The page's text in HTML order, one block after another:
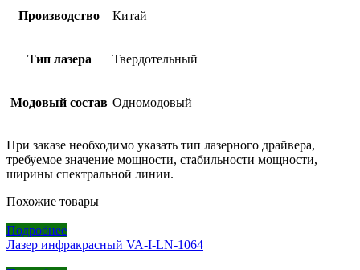
Производство Китай
Тип лазера Твердотельный
Модовый состав Одномодовый
При заказе необходимо указать тип лазерного драйвера,
требуемое значение мощности, стабильности мощности,
ширины спектральной линии.
Похожие товары
Подробнее
Лазер инфракрасный VA-I-LN-1064